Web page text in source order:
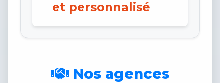
et personnalisé
Nos agences